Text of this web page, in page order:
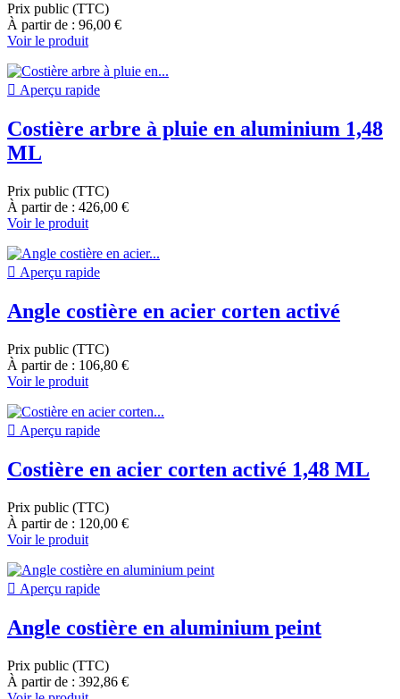
Prix public (TTC)
À partir de : 96,00 €
Voir le produit
 Aperçu rapide
Costière arbre à pluie en aluminium 1,48
ML
Prix public (TTC)
À partir de : 426,00 €
Voir le produit
 Aperçu rapide
Angle costière en acier corten activé
Prix public (TTC)
À partir de : 106,80 €
Voir le produit
 Aperçu rapide
Costière en acier corten activé 1,48 ML
Prix public (TTC)
À partir de : 120,00 €
Voir le produit
 Aperçu rapide
Angle costière en aluminium peint
Prix public (TTC)
À partir de : 392,86 €